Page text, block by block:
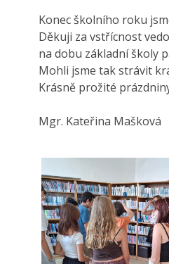
Konec školního roku
Děkuji za vstřícnost
na dobu základní školy
Mohli jsme tak strávit
Krásně prožité
Mgr. Kateřina Mašková